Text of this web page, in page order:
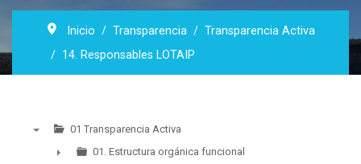
Inicio Transparencia
Transparencia Activa
14. Responsables LOTAIP
01 Transparencia Activa
01. Estructura orgánica funcional